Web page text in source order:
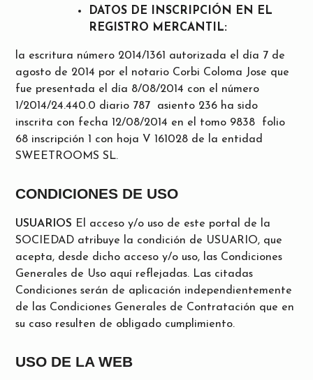
DATOS DE INSCRIPCIÓN EN EL
REGISTRO MERCANTIL:
la escritura número 2014/1361 autorizada el día 7 de
agosto de 2014 por el notario Corbi Coloma Jose que
fue presentada el día 8/08/2014 con el número
1/2014/24.440.0 diario 787 asiento 236 ha sido
inscrita con fecha 12/08/2014 en el tomo 9838 folio
68 inscripción 1 con hoja V 161028 de la entidad
SWEETROOMS SL.
CONDICIONES DE USO
USUARIOS El acceso y/o uso de este portal de la
SOCIEDAD atribuye la condición de USUARIO, que
acepta, desde dicho acceso y/o uso, las Condiciones
Generales de Uso aquí reflejadas. Las citadas
Condiciones serán de aplicación independientemente
de las Condiciones Generales de Contratación que en
su caso resulten de obligado cumplimiento.
USO DE LA WEB